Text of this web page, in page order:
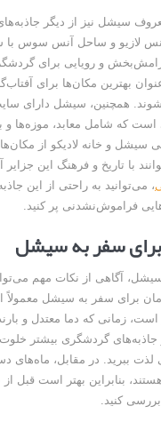
سیشل نیز از دیگر
لازیو و ساحل آنس سوس با
و رویایی برای
بهترین مکان‌ها برای
همچنین، سیشل دارای
که شامل معابد، موزه‌ها و
سیشل و خانه لادیکو از
با تاریخ و فرهنگ این جزایر
، می‌توانید به راحتی از این
فراموش‌نشدنی پر کنید.
سفر به سیشل
آگاهی از نکات مهم
برای سفر به سیشل معمولاً
است، زمانی که دما معتدل و
گردشگری بیشتر خلوت
لذت ببرید. در مقابل، ماه‌های
بنابراین بهتر است قبل
کنید.